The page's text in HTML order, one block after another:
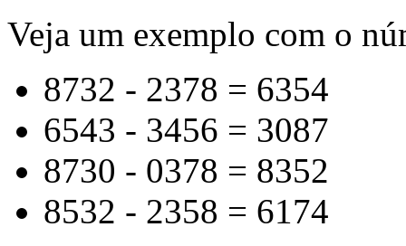
Veja um exemplo com o
8732 - 2378 = 6354
6543 - 3456 = 3087
8730 - 0378 = 8352
8532 - 2358 = 6174